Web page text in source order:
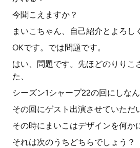
今聞こえますか？
まいこちゃん、自己紹介とよろし
OKです。では問題です。
はい、問題です。先ほどのりりこ
た、
シーズン1シャープ22の回にしなん
その回にゲスト出演させていただ
その時にまいこはデザインを何か
それは次のうちどちらでしょう？